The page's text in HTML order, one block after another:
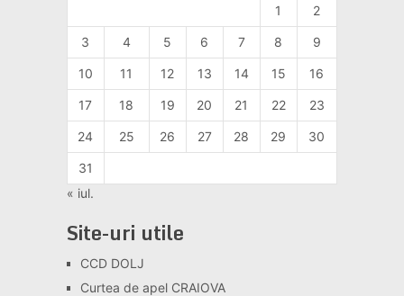
1 2
3 4 5 6 7 8 9
10 11 12 13 14 15 16
17 18 19 20 21 22 23
24 25 26 27 28 29 30
31
« iul.
Site-uri utile
CCD DOLJ
Curtea de apel CRAIOVA